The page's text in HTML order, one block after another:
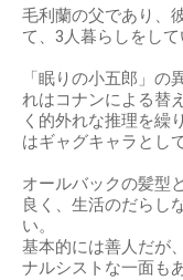
毛利蘭の父であり、
て、3人暮らしをして
「眠りの小五郎」
れはコナンによる替
く的外れな推理を繰
はギャグキャラとし
オールバックの髪型
良く、生活のだらし
い。
基本的には善人だが
ナルシストな一面もあ